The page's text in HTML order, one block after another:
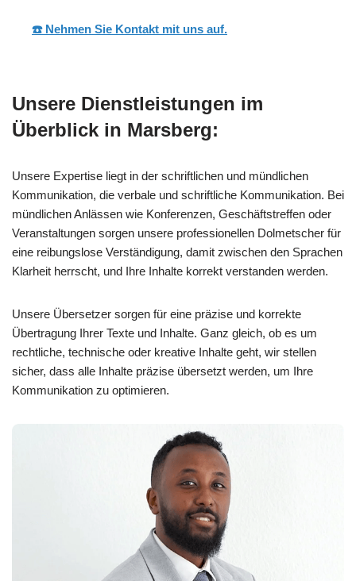
☎️ Nehmen Sie Kontakt mit uns auf.
Unsere Dienstleistungen im
Überblick in Marsberg:
Unsere Expertise liegt in der schriftlichen und mündlichen
Kommunikation, die verbale und schriftliche Kommunikation. Bei
mündlichen Anlässen wie Konferenzen, Geschäftstreffen oder
Veranstaltungen sorgen unsere professionellen Dolmetscher für
eine reibungslose Verständigung, damit zwischen den Sprachen
Klarheit herrscht, und Ihre Inhalte korrekt verstanden werden.
Unsere Übersetzer sorgen für eine präzise und korrekte
Übertragung Ihrer Texte und Inhalte. Ganz gleich, ob es um
rechtliche, technische oder kreative Inhalte geht, wir stellen
sicher, dass alle Inhalte präzise übersetzt werden, um Ihre
Kommunikation zu optimieren.